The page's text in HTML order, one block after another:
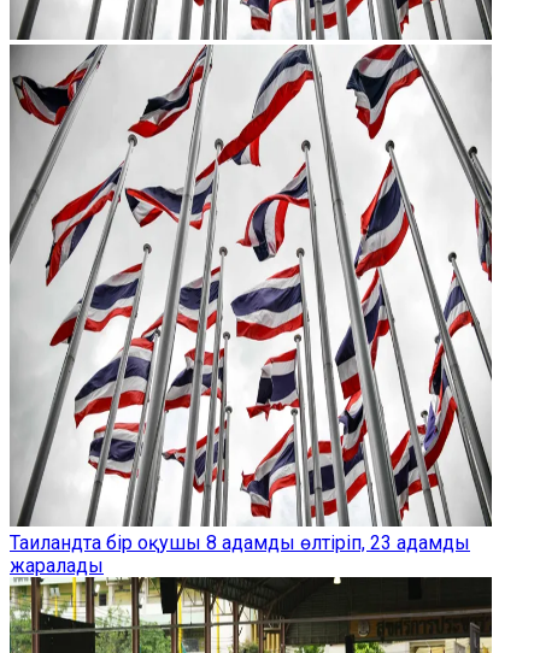
Таиландта бір оқушы 8 адамды өлтіріп, 23 адамды
жаралады